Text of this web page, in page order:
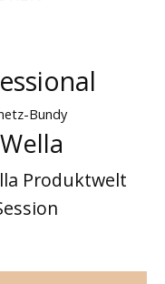
Bundy
Wella
Produktwelt